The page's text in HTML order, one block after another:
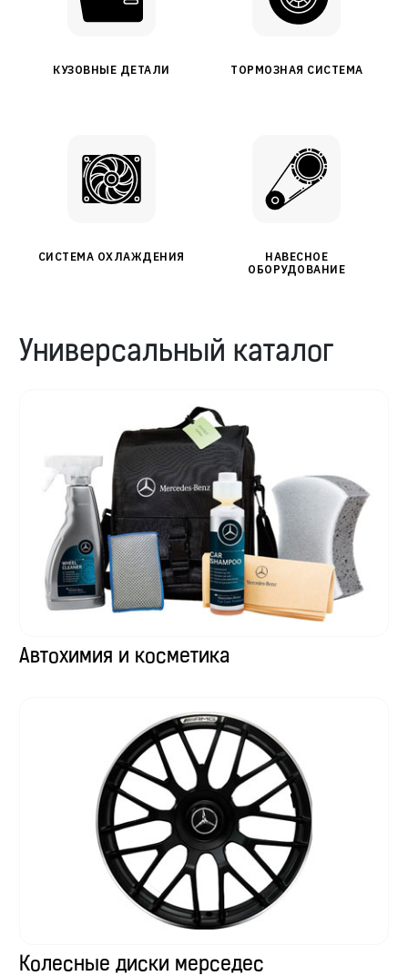
КУЗОВНЫЕ ДЕТАЛИ ТОРМОЗНАЯ СИСТЕМА
СИСТЕМА ОХЛАЖДЕНИЯ
НАВЕСНОЕ
ОБОРУДОВАНИЕ
Универсальный каталог
Автохимия и косметика
Колесные диски мерседес